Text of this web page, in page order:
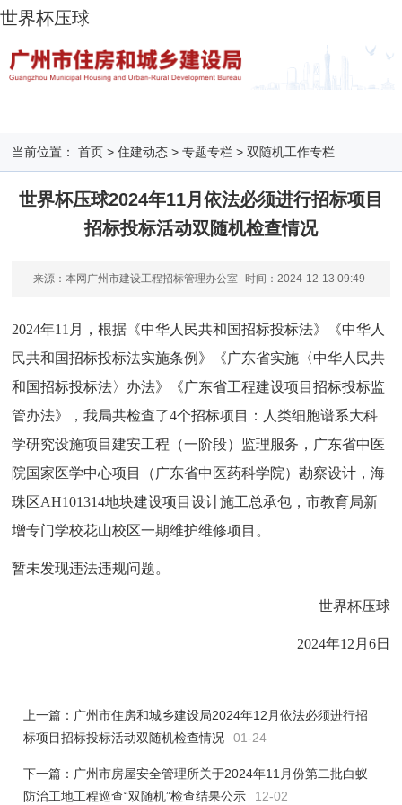
世界杯压球
当前位置： 首页 >住建动态 >专题专栏 >双随机工作专栏
世界杯压球2024年11月依法必须进行招标项目
招标投标活动双随机检查情况
来源：本网广州市建设工程招标管理办公室 时间： 2024-12-13 09:49
2024年11月，根据《中华人民共和国招标投标法》《中华人
民共和国招标投标法实施条例》《广东省实施〈中华人民共
和国招标投标法〉办法》《广东省工程建设项目招标投标监
管办法》，我局共检查了4个招标项目：人类细胞谱系大科
学研究设施项目建安工程（一阶段）监理服务，广东省中医
院国家医学中心项目（广东省中医药科学院）勘察设计，海
珠区AH101314地块建设项目设计施工总承包，市教育局新
增专门学校花山校区一期维护维修项目。
暂未发现违法违规问题。
世界杯压球
2024年12月6日
上一篇： 广州市住房和城乡建设局2024年12月依法必须进行招
标项目招标投标活动双随机检查情况
01-24
下一篇： 广州市房屋安全管理所关于2024年11月份第二批白蚁
防治工地工程巡查“双随机”检查结果公示
12-02